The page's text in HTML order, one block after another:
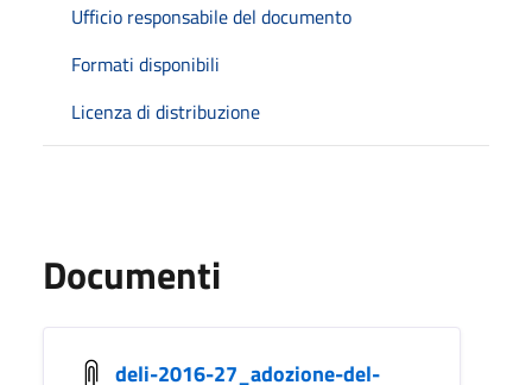
Ufficio responsabile del documento
Formati disponibili
Licenza di distribuzione
Documenti
deli-2016-27_adozione-del-